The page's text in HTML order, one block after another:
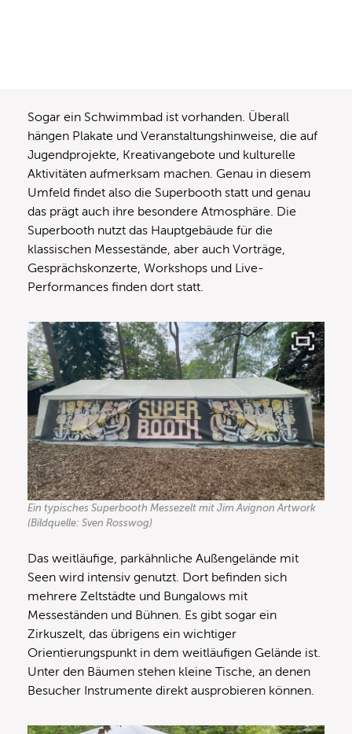
Sogar ein Schwimmbad ist vorhanden. Überall
hängen Plakate und Veranstaltungshinweise, die auf
Jugendprojekte, Kreativangebote und kulturelle
Aktivitäten aufmerksam machen. Genau in diesem
Umfeld findet also die Superbooth statt und genau
das prägt auch ihre besondere Atmosphäre. Die
Superbooth nutzt das Hauptgebäude für die
klassischen Messestände, aber auch Vorträge,
Gesprächskonzerte, Workshops und Live-
Performances finden dort statt.
Ein typisches Superbooth Messezelt mit Jim Avignon Artwork
(Bildquelle: Sven Rosswog)
Das weitläufige, parkähnliche Außengelände mit
Seen wird intensiv genutzt. Dort befinden sich
mehrere Zeltstädte und Bungalows mit
Messeständen und Bühnen. Es gibt sogar ein
Zirkuszelt, das übrigens ein wichtiger
Orientierungspunkt in dem weitläufigen Gelände ist.
Unter den Bäumen stehen kleine Tische, an denen
Besucher Instrumente direkt ausprobieren können.